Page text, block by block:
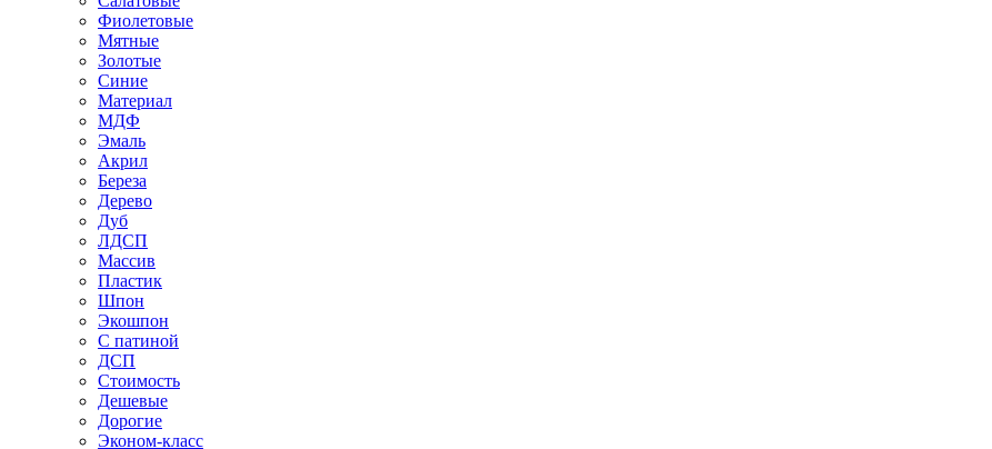
Фиолетовые
Мятные
Золотые
Синие
Материал
МДФ
Эмаль
Акрил
Береза
Дерево
Дуб
ЛДСП
Массив
Пластик
Шпон
Экошпон
С патиной
ДСП
Стоимость
Дешевые
Дорогие
Эконом-класс